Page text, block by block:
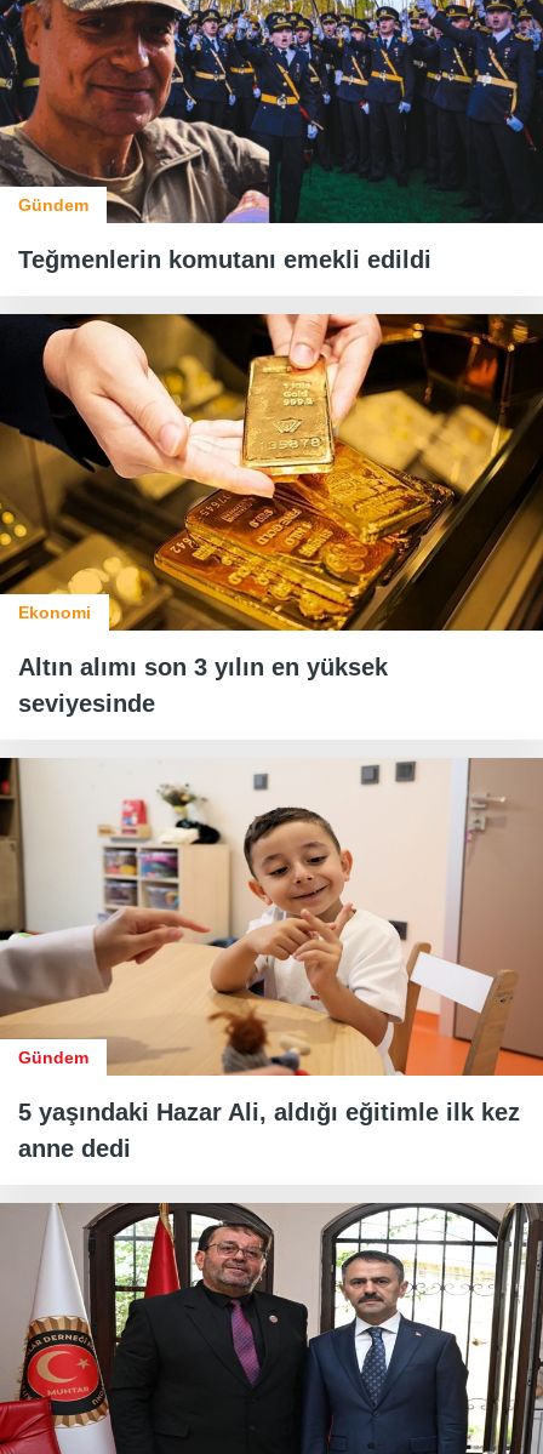
Gündem
Teğmenlerin komutanı emekli edildi
Ekonomi
Altın alımı son 3 yılın en yüksek
seviyesinde
Gündem
5 yaşındaki Hazar Ali, aldığı eğitimle ilk kez
anne dedi